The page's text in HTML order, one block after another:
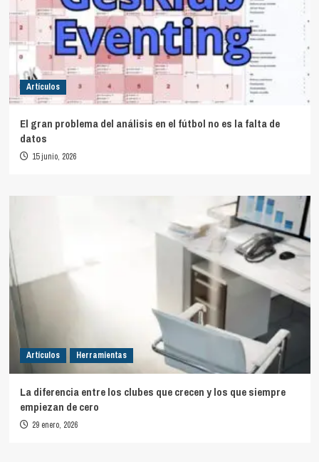
Artículos
El gran problema del análisis en el fútbol no es la falta de
datos
15 junio, 2026
Artículos Herramientas
La diferencia entre los clubes que crecen y los que siempre
empiezan de cero
29 enero, 2026